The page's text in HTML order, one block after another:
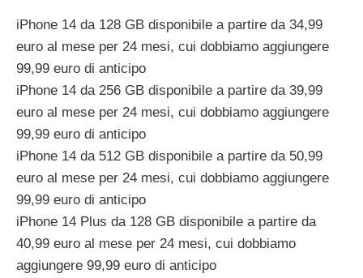
iPhone 14 da 128 GB disponibile a partire da 34,99
euro al mese per 24 mesi, cui dobbiamo aggiungere
99,99 euro di anticipo
iPhone 14 da 256 GB disponibile a partire da 39,99
euro al mese per 24 mesi, cui dobbiamo aggiungere
99,99 euro di anticipo
iPhone 14 da 512 GB disponibile a partire da 50,99
euro al mese per 24 mesi, cui dobbiamo aggiungere
99,99 euro di anticipo
iPhone 14 Plus da 128 GB disponibile a partire da
40,99 euro al mese per 24 mesi, cui dobbiamo
aggiungere 99,99 euro di anticipo